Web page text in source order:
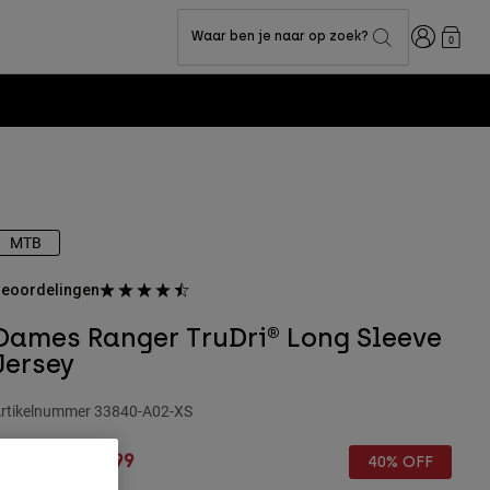
Waar ben je naar op zoek? Inloggen
0
MTB
Ranger TruDri® Long Sleeve
33840-A02-XS
Price reduced from
€ 38,99 40% OFF